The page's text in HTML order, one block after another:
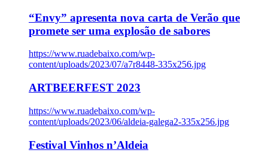
“Envy” apresenta nova carta de Verão que
promete ser uma explosão de sabores
https://www.ruadebaixo.com/wp-
content/uploads/2023/07/a7r8448-335x256.jpg
ARTBEERFEST 2023
https://www.ruadebaixo.com/wp-
content/uploads/2023/06/aldeia-galega2-335x256.jpg
Festival Vinhos n’Aldeia